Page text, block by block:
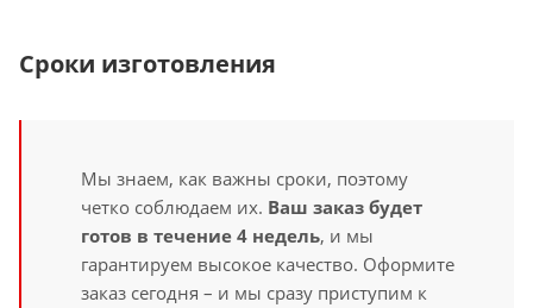
Сроки изготовления
Мы знаем, как важны сроки, поэтому
четко соблюдаем их. Ваш заказ будет
готов в течение 4 недель, и мы
гарантируем высокое качество. Оформите
заказ сегодня – и мы сразу приступим к